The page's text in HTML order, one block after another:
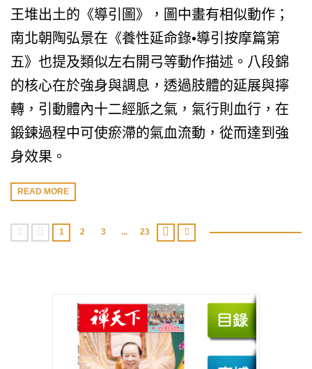
王堆出土的《導引圖》，圖中畫有相似動作；
南北朝陶弘景在《養性延命錄•導引按摩篇第
五》也提及類似左右開弓等動作描述。八段錦
的核心在於強身與調息，透過肢體的延展與擰
轉，引動體內十二經脈之氣，氣行則血行，在
鍛鍊過程中可使瘀滯的氣血流動，從而達到強
身效果。
READ MORE
1 2 3 ... 23